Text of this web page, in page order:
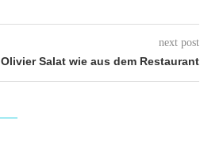
next post
Olivier Salat wie aus dem Restaurant